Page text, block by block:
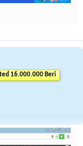
16.000.000 Beri